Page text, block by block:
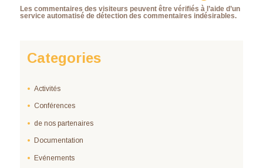
Les commentaires des visiteurs peuvent être vérifiés à l’aide d’un
service automatisé de détection des commentaires indésirables.
Categories
Activités
Conférences
de nos partenaires
Documentation
Evénements